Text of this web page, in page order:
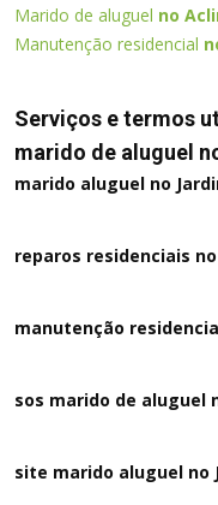
Marido de aluguel no
Manutenção residencial
Serviços e termos
marido de aluguel
marido aluguel no
reparos residenciais
manutenção
sos marido de aluguel
site marido aluguel no